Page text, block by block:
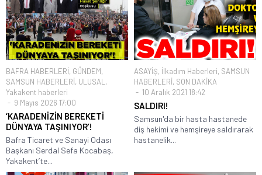
BAFRA HABERLERİ, GÜNDEM,
SAMSUN HABERLERİ, ULUSAL,
Yakakent haberleri
9 Mayıs 2026 17:00
‘KARADENİZİN BEREKETİ
DÜNYAYA TAŞINIYOR’!
Bafra Ticaret ve Sanayi Odası
Başkanı Serdal Sefa Kocabaş,
Yakakent’te...
ASAYİŞ, İlkadım Haberleri, SAMSUN
HABERLERİ, SON DAKİKA
10 Aralık 2021 18:42
SALDIRI!
Samsun'da bir hasta hastanede
diş hekimi ve hemşireye saldırarak
hastanelik...